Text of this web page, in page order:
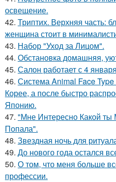
освещение.
42. Триптих. Верхняя часть:
женщина стоит в
43. Набор "Уход за Лицом".
44. Обстановка домашняя,
45. Салон работает с 4
46. Система Animal Face
Корее, а после быстро
Японию.
47. "Мне Интересно Какой
Попала".
48. Звездная ночь для
49. До нового года остался
50. О том, что меня больше
профессии.